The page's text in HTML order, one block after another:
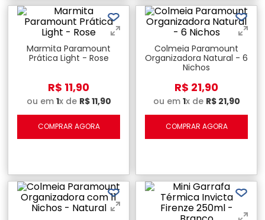
Marmita Paramount
Prática Light - Rose
R$ 11,90
ou em 1x de R$11,90
COMPRAR AGORA
Colmeia Paramount
Organizadora Natural - 6
Nichos
R$ 21,90
ou em 1x de R$ 21,90
COMPRAR AGORA